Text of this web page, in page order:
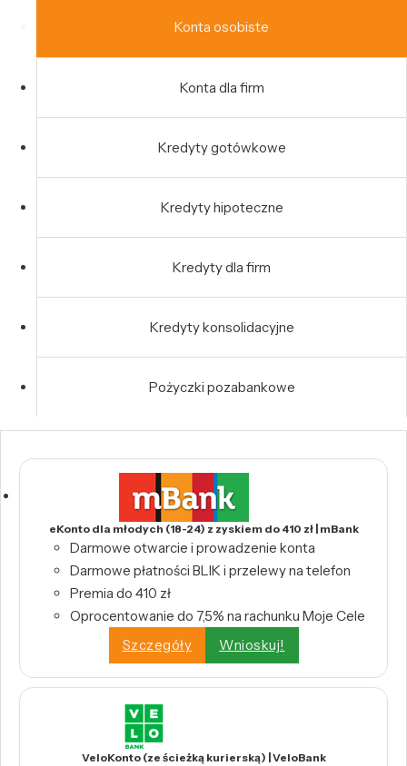
Konta osobiste
Konta dla firm
Kredyty gotówkowe
Kredyty hipoteczne
Kredyty dla firm
Kredyty konsolidacyjne
Pożyczki pozabankowe
eKonto dla młodych (18-24) z zyskiem do 410 zł | mBank
Darmowe otwarcie i prowadzenie konta
Darmowe płatności BLIK i przelewy na telefon
Premia do 410 zł
Oprocentowanie do 7,5% na rachunku Moje Cele
Szczegóły
Wnioskuj!
VeloKonto (ze ścieżką kurierską) | VeloBank